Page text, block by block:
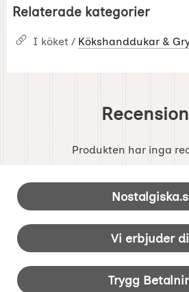
Relaterade kategorier
I köket / Kökshanddukar &
Produkten har inga
Sidfot Blandad info
Vi erbjuder
Trygg